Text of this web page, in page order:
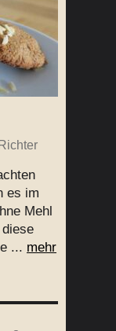
es im
Mehl
... mehr